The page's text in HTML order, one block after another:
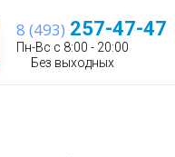
8 (493) 257-47-47
Пн-Вс с 8:00 - 20:00
Без выходных